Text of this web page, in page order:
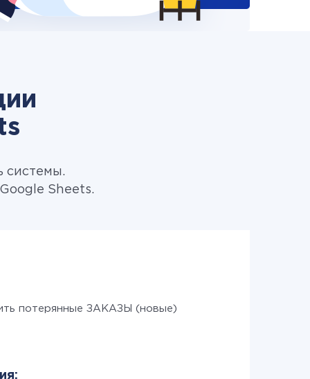
системы.
Sheets.
потерянные ЗАКАЗЫ (новые)